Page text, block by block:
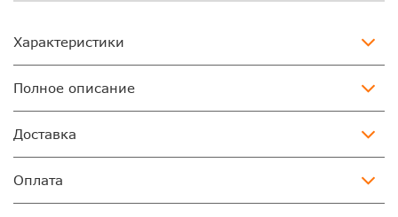
Характеристики
Полное описание
Доставка
Оплата